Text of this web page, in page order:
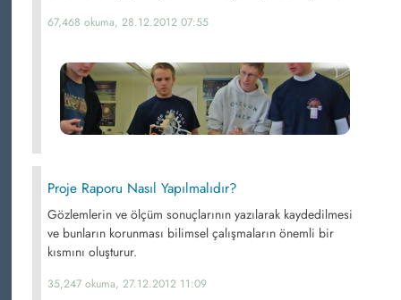
67,468 okuma, 28.12.2012 07:55
Proje Raporu Nasıl Yapılmalıdır?
Gözlemlerin ve ölçüm sonuçlarının yazılarak kaydedilmesi
ve bunların korunması bilimsel çalışmaların önemli bir
kısmını oluşturur.
35,247 okuma, 27.12.2012 11:09